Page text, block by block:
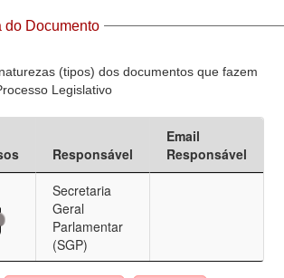
do Documento
(tipos) dos documentos que fazem
Legislativo
Responsável
Email
Responsável
Secretaria
Geral
Parlamentar
(SGP)